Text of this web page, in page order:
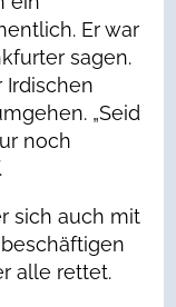
Er war
sagen.
Irdischen
„Seid
noch
sich auch mit
alle rettet.